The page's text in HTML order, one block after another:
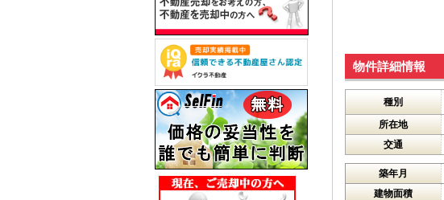
物件詳細情報
種別
所在地
交通
築年月
建物面積